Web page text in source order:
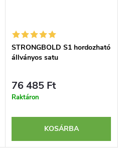
STRONGBOLD S1 hordozható
állványos satu
76 485 Ft
Raktáron
KOSÁRBA